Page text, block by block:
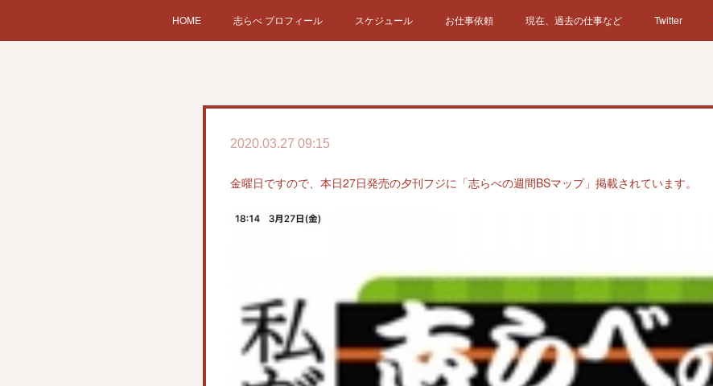
HOME 志らべ プロフィール スケジュール お仕事依頼 現在、過去の仕事など Twitter
2020.03.27 09:15
金曜日ですので、本日27日発売の夕刊フジに「志らべの週間BSマップ」掲載されています。